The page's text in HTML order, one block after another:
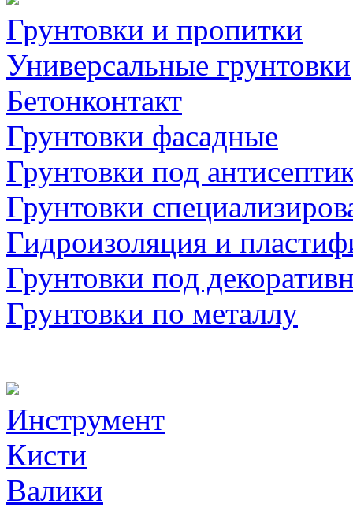
Грунтовки и пропитки
Универсальные грунтовки
Бетонконтакт
Грунтовки фасадные
Грунтовки под
Грунтовки
Гидроизоляция и
Грунтовки под
Грунтовки по металлу
Инструмент
Кисти
Валики